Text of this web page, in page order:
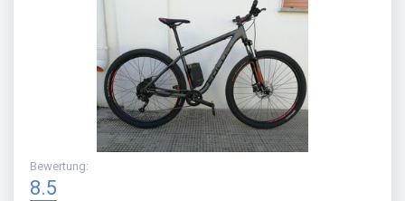
Bewertung:
8.5